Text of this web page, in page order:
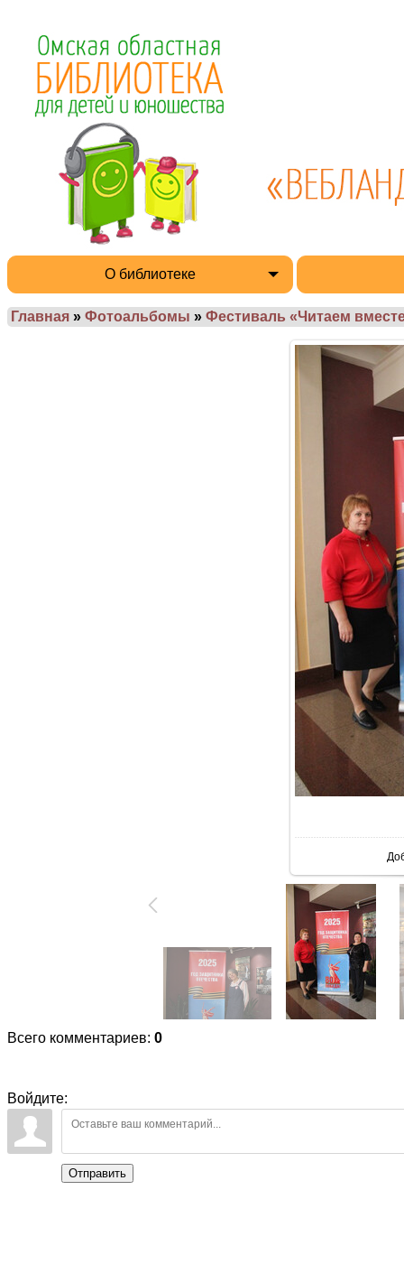
О библиотеке
Главная » Фотоальбомы » Фестиваль «Читаем
Всего комментариев: 0
Войдите:
Отправить